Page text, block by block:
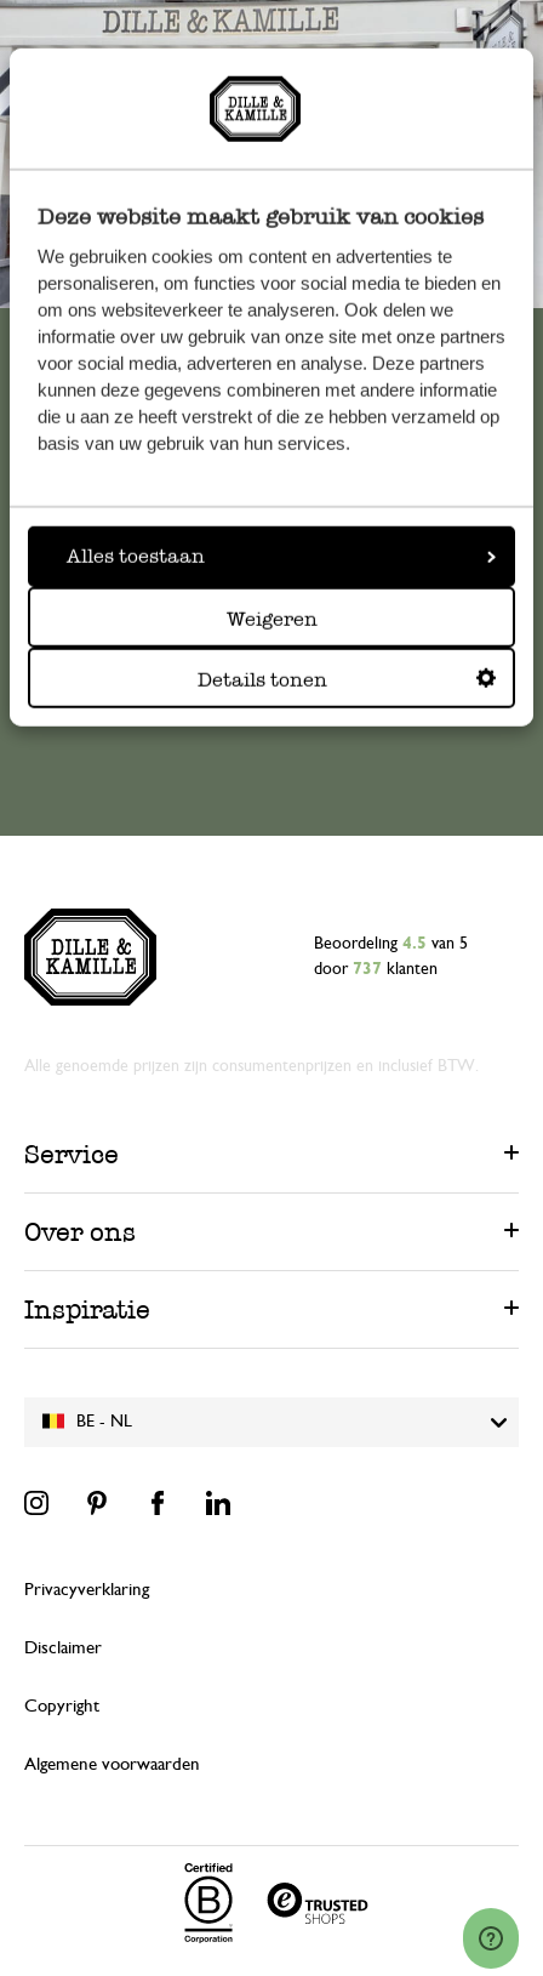
Deze website maakt gebruik van cookies
We gebruiken cookies om content en advertenties te
personaliseren, om functies voor social media te bieden en
om ons websiteverkeer te analyseren. Ook delen we
informatie over uw gebruik van onze site met onze partners
voor social media, adverteren en analyse. Deze partners
kunnen deze gegevens combineren met andere informatie
die u aan ze heeft verstrekt of die ze hebben verzameld op
basis van uw gebruik van hun services.
Alles toestaan
Weigeren
Details tonen
Altijd in de buurt
Bekijk alle 62 winkels
Klantenservice
Voor vragen, tips of hulp kun je contact opnemen met onze
klantenservice. Of bekijk hier het antwoord op de
meestgestelde vragen
klantenservice@dille-kamille.com
Online Klantenservice
BE - NL
Beoordeling 4.5 van 5
door 737 klanten
Alle genoemde prijzen zijn consumentenprijzen en inclusief BTW.
Service
Over ons
Inspiratie
Privacyverklaring
Disclaimer
Copyright
Algemene voorwaarden